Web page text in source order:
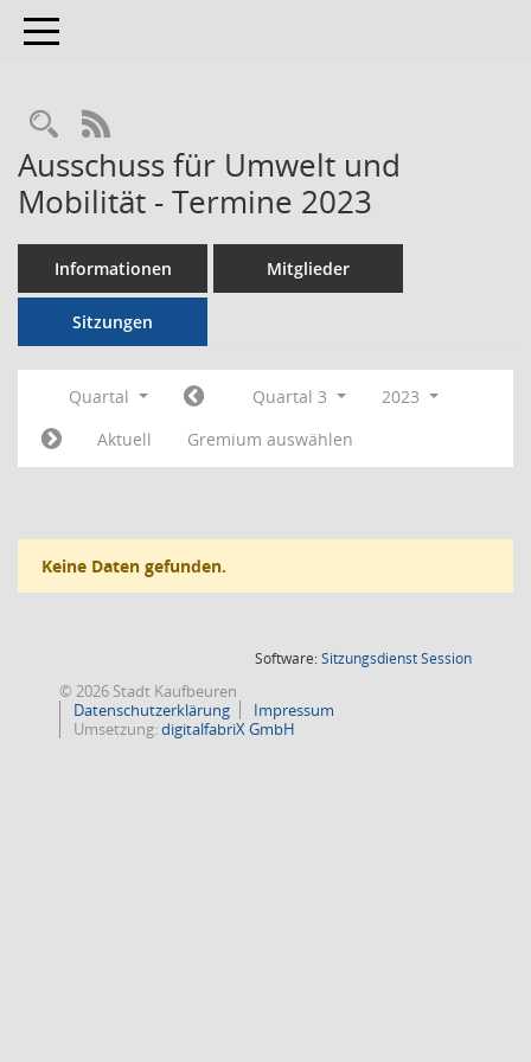
Toggle navigation
RSS-Feed
Ausschuss für Umwelt und
Mobilität - Termine 2023
Informationen Mitglieder
Sitzungen
Quartal Quartal 3
2023
Aktuell
Gremium auswählen
Keine Daten gefunden.
Software:SitzungsdienstSession(Wird in
© 2026 Stadt Kaufbeuren
Datenschutzerklärung
Impressum
Umsetzung:digitalfabriX GmbH